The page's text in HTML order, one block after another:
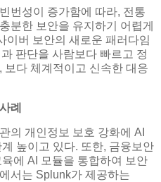
번성이 증가함에 따라, 전통
분한 보안을 유지하기 어렵게
이버 보안의 새로운 패러다임
판단을 사람보다 빠르고 정
보다 체계적이고 신속한 대응
례
의 개인정보 보호 강화에 AI
높이고 있다. 또한, 금융보안
에 AI 모듈을 통합하여 보안
서는 Splunk가 제공하는